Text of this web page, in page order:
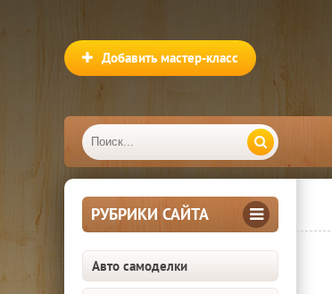
Добавить мастер-класс
РУБРИКИ САЙТА
Авто самоделки